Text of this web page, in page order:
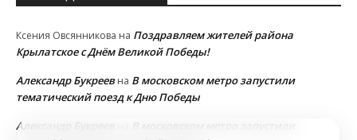
Ксения Овсянникова на Поздравляем жителей района
Крылатское с Днём Великой Победы!
Александр Букреевна В московском метро запустили
тематический поезд к Дню Победы
Александр Букреев
В московском метро запустили